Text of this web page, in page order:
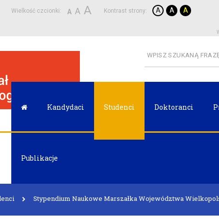
Wielkość czcionki: A A A Kontrast strony: A A A
Kandydaci Studenci Doktoranci
Publikacje
Stypendium Naukowe Marszałka Województwa